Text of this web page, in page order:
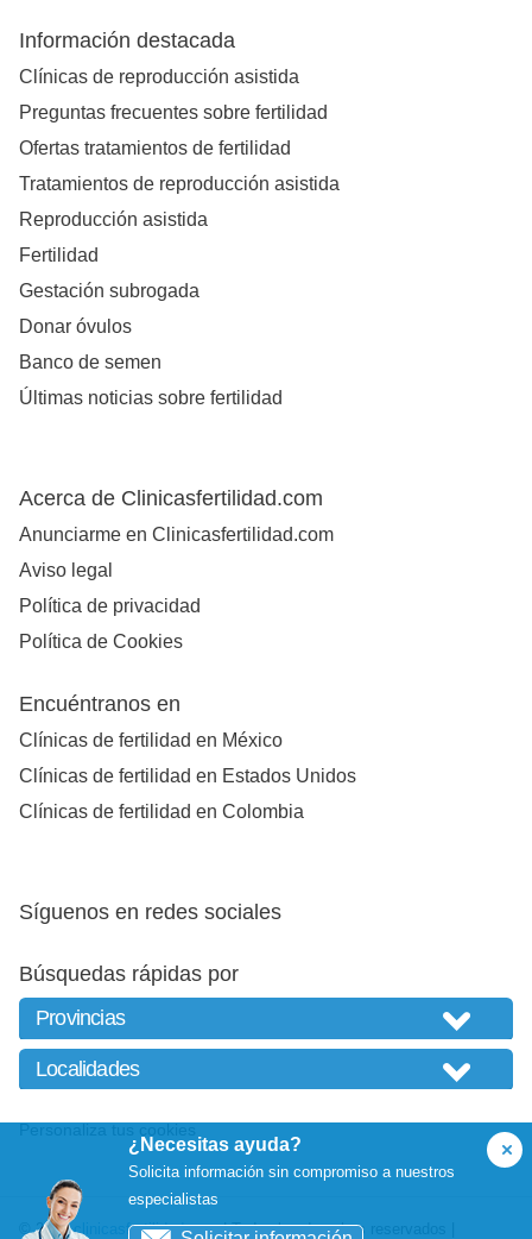
¿Necesitas ayuda?
Solicita información sin compromiso a nuestros
especialistas
Información destacada
Clínicas de reproducción asistida
Preguntas frecuentes sobre fertilidad
Ofertas tratamientos de fertilidad
Tratamientos de reproducción asistida
Reproducción asistida
Fertilidad
Gestación subrogada
Donar óvulos
Banco de semen
Últimas noticias sobre fertilidad
Acerca de Clinicasfertilidad.com
Anunciarme en Clinicasfertilidad.com
Aviso legal
Política de privacidad
Política de Cookies
Encuéntranos en
Clínicas de fertilidad en México
Clínicas de fertilidad en Estados Unidos
Clínicas de fertilidad en Colombia
Síguenos en redes sociales
Búsquedas rápidas por
© 2026clinicasfertilidad.com| Todos los derechos reservados |